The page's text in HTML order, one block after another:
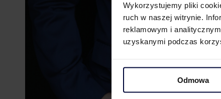
Wykorzystujemy pliki
ruch w naszej witrynie.
reklamowym i
uzyskanymi podczas
Odmowa